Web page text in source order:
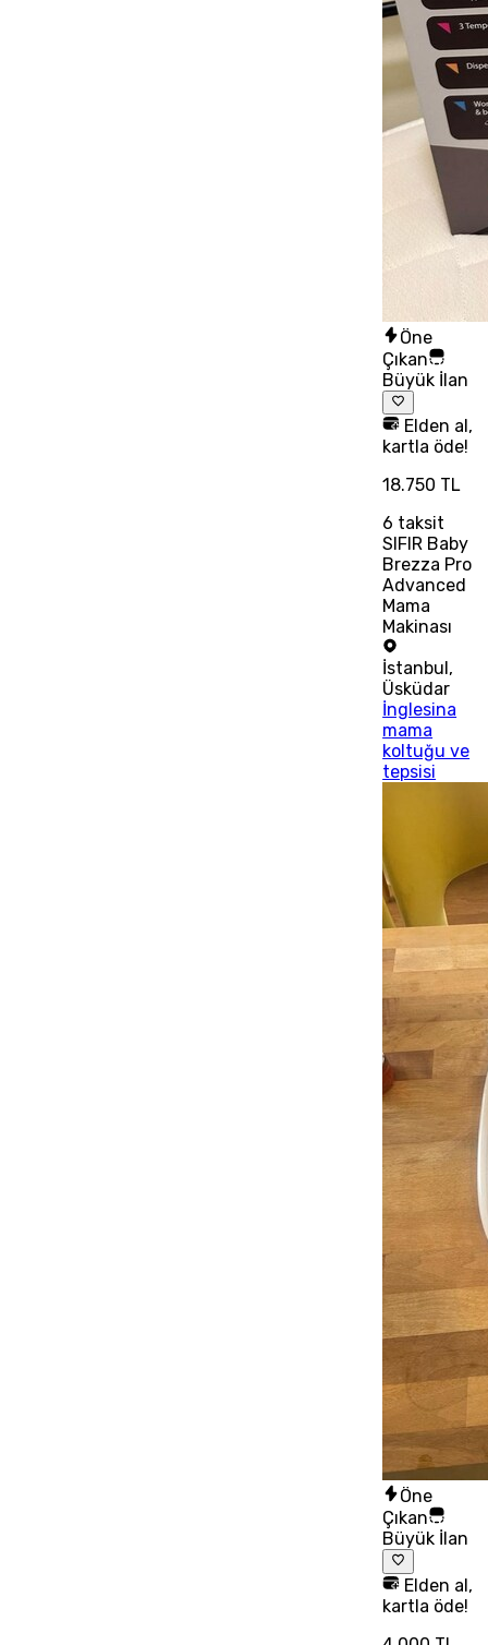
Öne
Çıkan
Büyük İlan
Elden al,
kartla öde!
18.750 TL
6 taksit
SIFIR Baby
Brezza Pro
Advanced
Mama
Makinası
İstanbul ,
Üsküdar
İnglesina
mama
koltuğu ve
tepsisi
Öne
Çıkan
Büyük İlan
Elden al,
kartla öde!